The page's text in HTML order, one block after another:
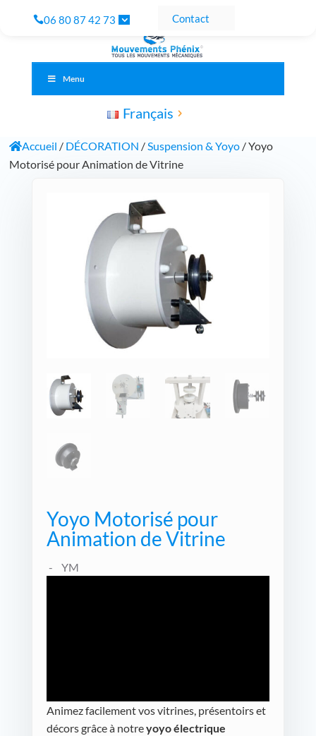
06 80 87 42 73 Contact
Menu
Français
Accueil / DÉCORATION /Suspension & Yoyo/ Yoyo
Motorisé pour Animation de Vitrine
Yoyo Motorisé pour
Animation de Vitrine
YM
Animez facilement vos vitrines, présentoirs et
décors grâce à notreyoyo électrique